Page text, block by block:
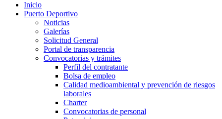
Inicio
Puerto Deportivo
Noticias
Galerías
Solicitud General
Portal de transparencia
Convocatorias y trámites
Perfil del contratante
Bolsa de empleo
Calidad medioambiental y prevención de riesgos
laborales
Charter
Convocatorias de personal